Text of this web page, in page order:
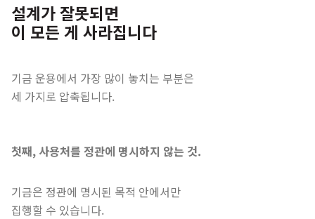
설계가 잘못되면
이 모든 게 사라집니다
기금 운용에서 가장 많이 놓치는 부분은
세 가지로 압축됩니다.
첫째, 사용처를 정관에 명시하지 않는 것.
기금은 정관에 명시된 목적 안에서만
집행할 수 있습니다.